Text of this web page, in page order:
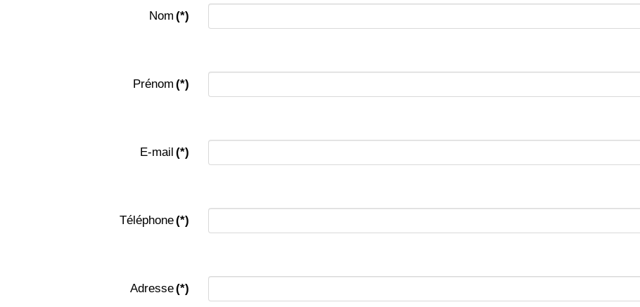
Nom (*)
Prénom (*)
E-mail (*)
Téléphone(*)
Adresse(*)